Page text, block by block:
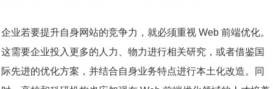
企业若要提升自身网站的竞争力，就必须重视 Web 前端优化。
这需要企业投入更多的人力、物力进行相关研究，或者借鉴国
际先进的优化方案，并结合自身业务特点进行本土化改造。同